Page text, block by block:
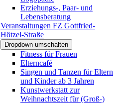
Erziehungs-, Paar- und
Lebensberatung
Veranstaltungen FZ Gottfried-
Hötzel-Straße
Dropdown umschalten
Fitness für Frauen
Elterncafé
Singen und Tanzen für Eltern
und Kinder ab 3 Jahren
Kunstwerkstatt zur
Weihnachtszeit für (Groß-)